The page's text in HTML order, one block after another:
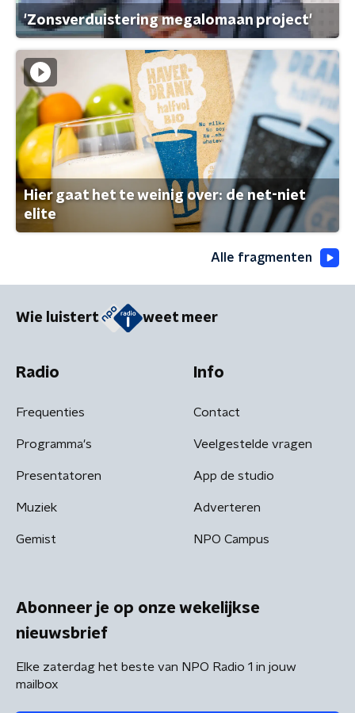
'Zonsverduistering megalomaan project'
Hier gaat het te weinig over: de net-niet
elite
Alle fragmenten
Wie luistert weet meer
Radio
Frequenties
Programma's
Presentatoren
Muziek
Gemist
Info
Contact
Veelgestelde vragen
App de studio
Adverteren
NPO Campus
Abonneer je op onze wekelijkse
nieuwsbrief
Elke zaterdag het beste van NPO Radio 1 in jouw
mailbox